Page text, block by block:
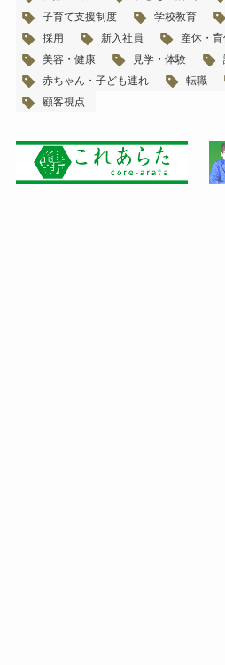
子育て支援制度
学校教育
採用
新入社員 産休・
美容・健康
見学・体験
赤ちゃん・子ども連れ
転職
顧客視点